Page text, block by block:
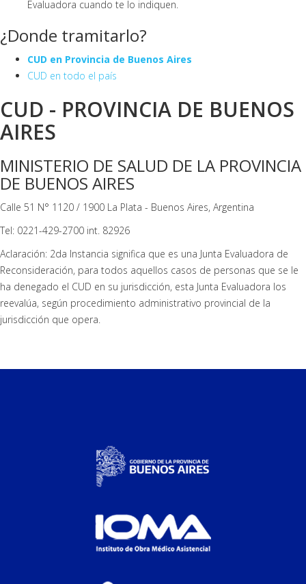
Evaluadora cuando te lo indiquen.
¿Donde tramitarlo?
CUD en Provincia de Buenos Aires
CUD en todo el país
CUD - PROVINCIA DE BUENOS
AIRES
MINISTERIO DE SALUD DE LA PROVINCIA
DE BUENOS AIRES
Calle 51 N° 1120 / 1900 La Plata - Buenos Aires, Argentina
Tel: 0221-429-2700 int. 82926
Aclaración: 2da Instancia significa que es una Junta Evaluadora de
Reconsideración, para todos aquellos casos de personas que se le
ha denegado el CUD en su jurisdicción, esta Junta Evaluadora los
reevalúa, según procedimiento administrativo provincial de la
jurisdicción que opera.